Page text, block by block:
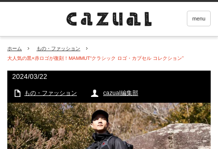
menu
ホーム
もの・ファッション
大人気の黒×赤ロゴが復刻！MAMMUT“クラシック ロゴ・カプセル コレクション”
2024/03/22
もの・ファッション cazual編集部